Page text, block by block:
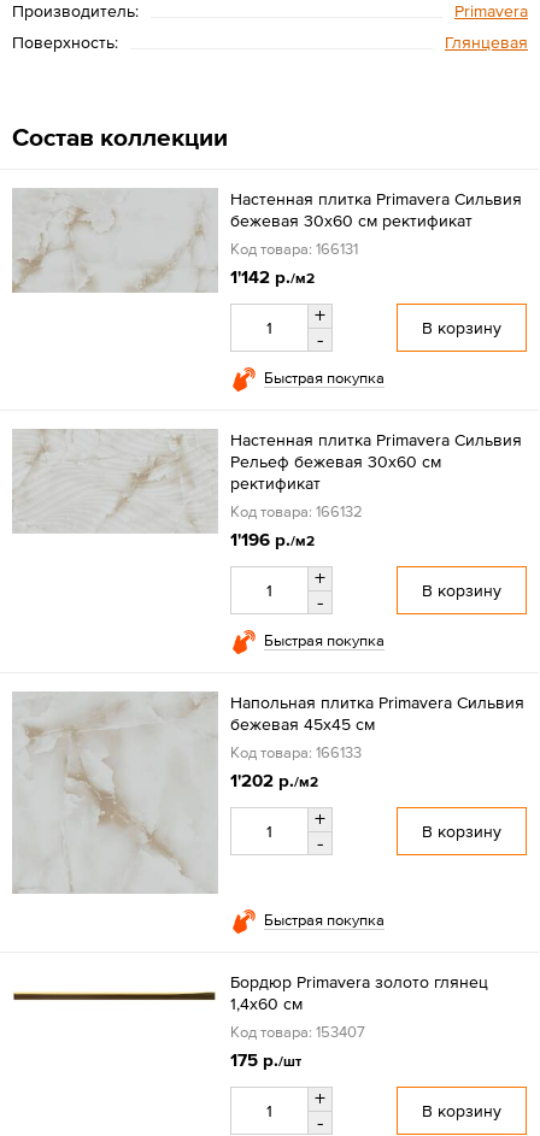
Производитель:
Primavera
Поверхность:
Глянцевая
Состав коллекции
Настенная плитка Primavera Сильвия
бежевая 30x60 см ректификат
Код товара: 166131
1'142 р./м2
+
-
В корзину
Быстрая покупка
Настенная плитка Primavera Сильвия
Рельеф бежевая 30x60 см
ректификат
Код товара: 166132
1'196 р./м2
+
-
В корзину
Быстрая покупка
Напольная плитка Primavera Сильвия
бежевая 45x45 см
Код товара: 166133
1'202 р./м2
+
-
В корзину
Быстрая покупка
Бордюр Primavera золото глянец
1,4х60 см
Код товара: 153407
175 р./шт
+
-
В корзину